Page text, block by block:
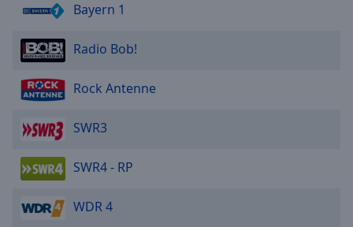
MDR Sachsen
MDR Sachsen-Anhalt
MDR Thüringen
MDR KLASSIK
MDR SPUTNIK
MDR Kultur
Bayern 1
Radio Bob!
Rock Antenne
SWR3
SWR4 - RP
WDR 4